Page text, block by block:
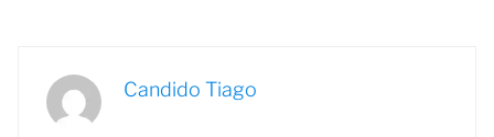
Candido Tiago